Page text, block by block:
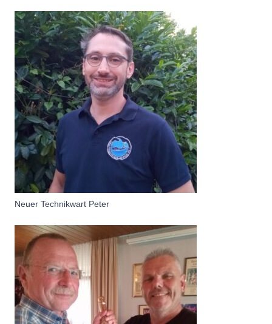
Neuer Technikwart Peter